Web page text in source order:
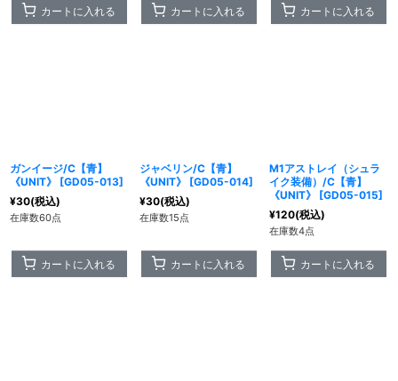
カートに入れる カートに入れる カートに入れる
ガンイージ/C【青】
《UNIT》
[GD05-013]
¥30(税込)
在庫数60点
カートに入れる
ジャベリン/C【青】
《UNIT》
[GD05-014]
¥30(税込)
在庫数15点
カートに入れる
M1アストレイ（シュラ
イク装備）/C【青】
《UNIT》
[GD05-015]
¥120(税込)
在庫数4点
カートに入れる